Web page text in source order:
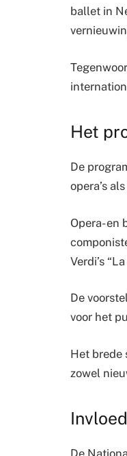
ballet in
Het
De
opera’s
Opera- en
Verdi’s
De
voor het
Het brede
zowel